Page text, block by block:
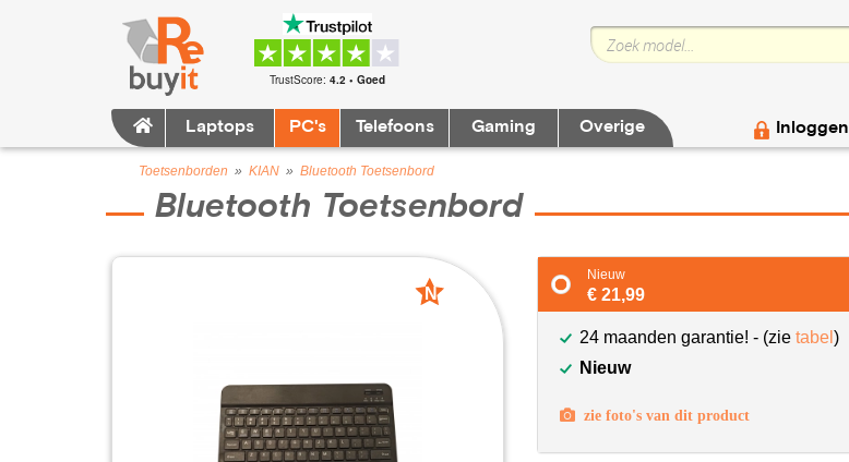
TrustScore: 4.2 • Goed
Laptops PC's Telefoons Gaming Overige Inloggen
Toetsenborden » KIAN » Bluetooth Toetsenbord
Bluetooth Toetsenbord
N
Nieuw
€ 21,99
24 maanden garantie! - (zie tabel )
Nieuw
zie foto's van dit product